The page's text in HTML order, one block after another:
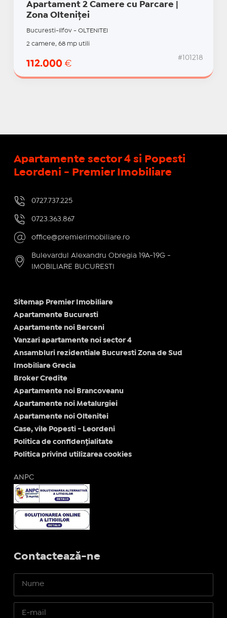
Apartament 2 Camere cu Parcare |
Zona Olteniței
Bucuresti-Ilfov - OLTENITEI
2 camere, 68 mp utili
112.000 €
#101218
Apartamente sector 4 si Popesti
Leordeni - Premier Imobiliare
0727.737.225
0723.363.867
office@premierimobiliare.ro
Bulevardul Alexandru Obregia 19A-19G -
IMOBILIARE BUCURESTI
Sitemap Premier Imobiliare
Apartamente Bucuresti
Apartamente noi Berceni
Vanzari apartamente noi sector 4
Ansambluri rezidentiale Bucuresti Zona de Sud
Imobiliare Grecia
Broker Credite
Apartamente noi Brancoveanu
Apartamente noi Metalurgiei
Apartamente noi Oltenitei
Case, vile Popesti - Leordeni
Politica de confidențialitate
Politica privind utilizarea cookies
ANPC
Contactează-ne